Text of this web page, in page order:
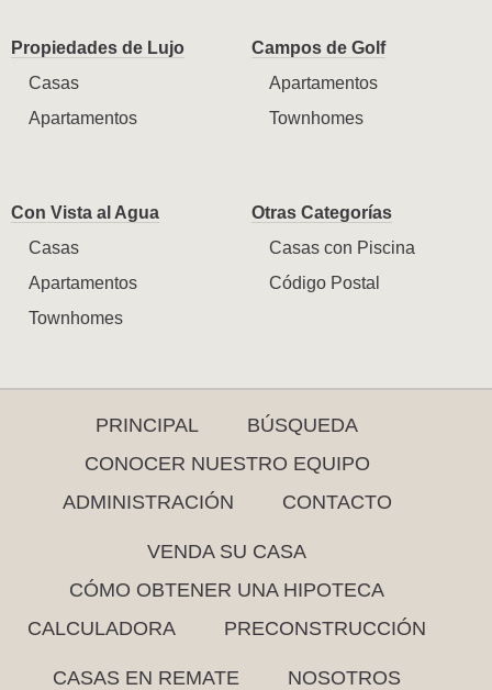
Propiedades de Lujo
Casas
Apartamentos
Campos de Golf
Apartamentos
Townhomes
Con Vista al Agua
Casas
Apartamentos
Townhomes
Otras Categorías
Casas con Piscina
Código Postal
PRINCIPAL
BÚSQUEDA
CONOCER NUESTRO EQUIPO
ADMINISTRACIÓN
CONTACTO
VENDA SU CASA
CÓMO OBTENER UNA HIPOTECA
CALCULADORA
PRECONSTRUCCIÓN
CASAS EN REMATE NOSOTROS